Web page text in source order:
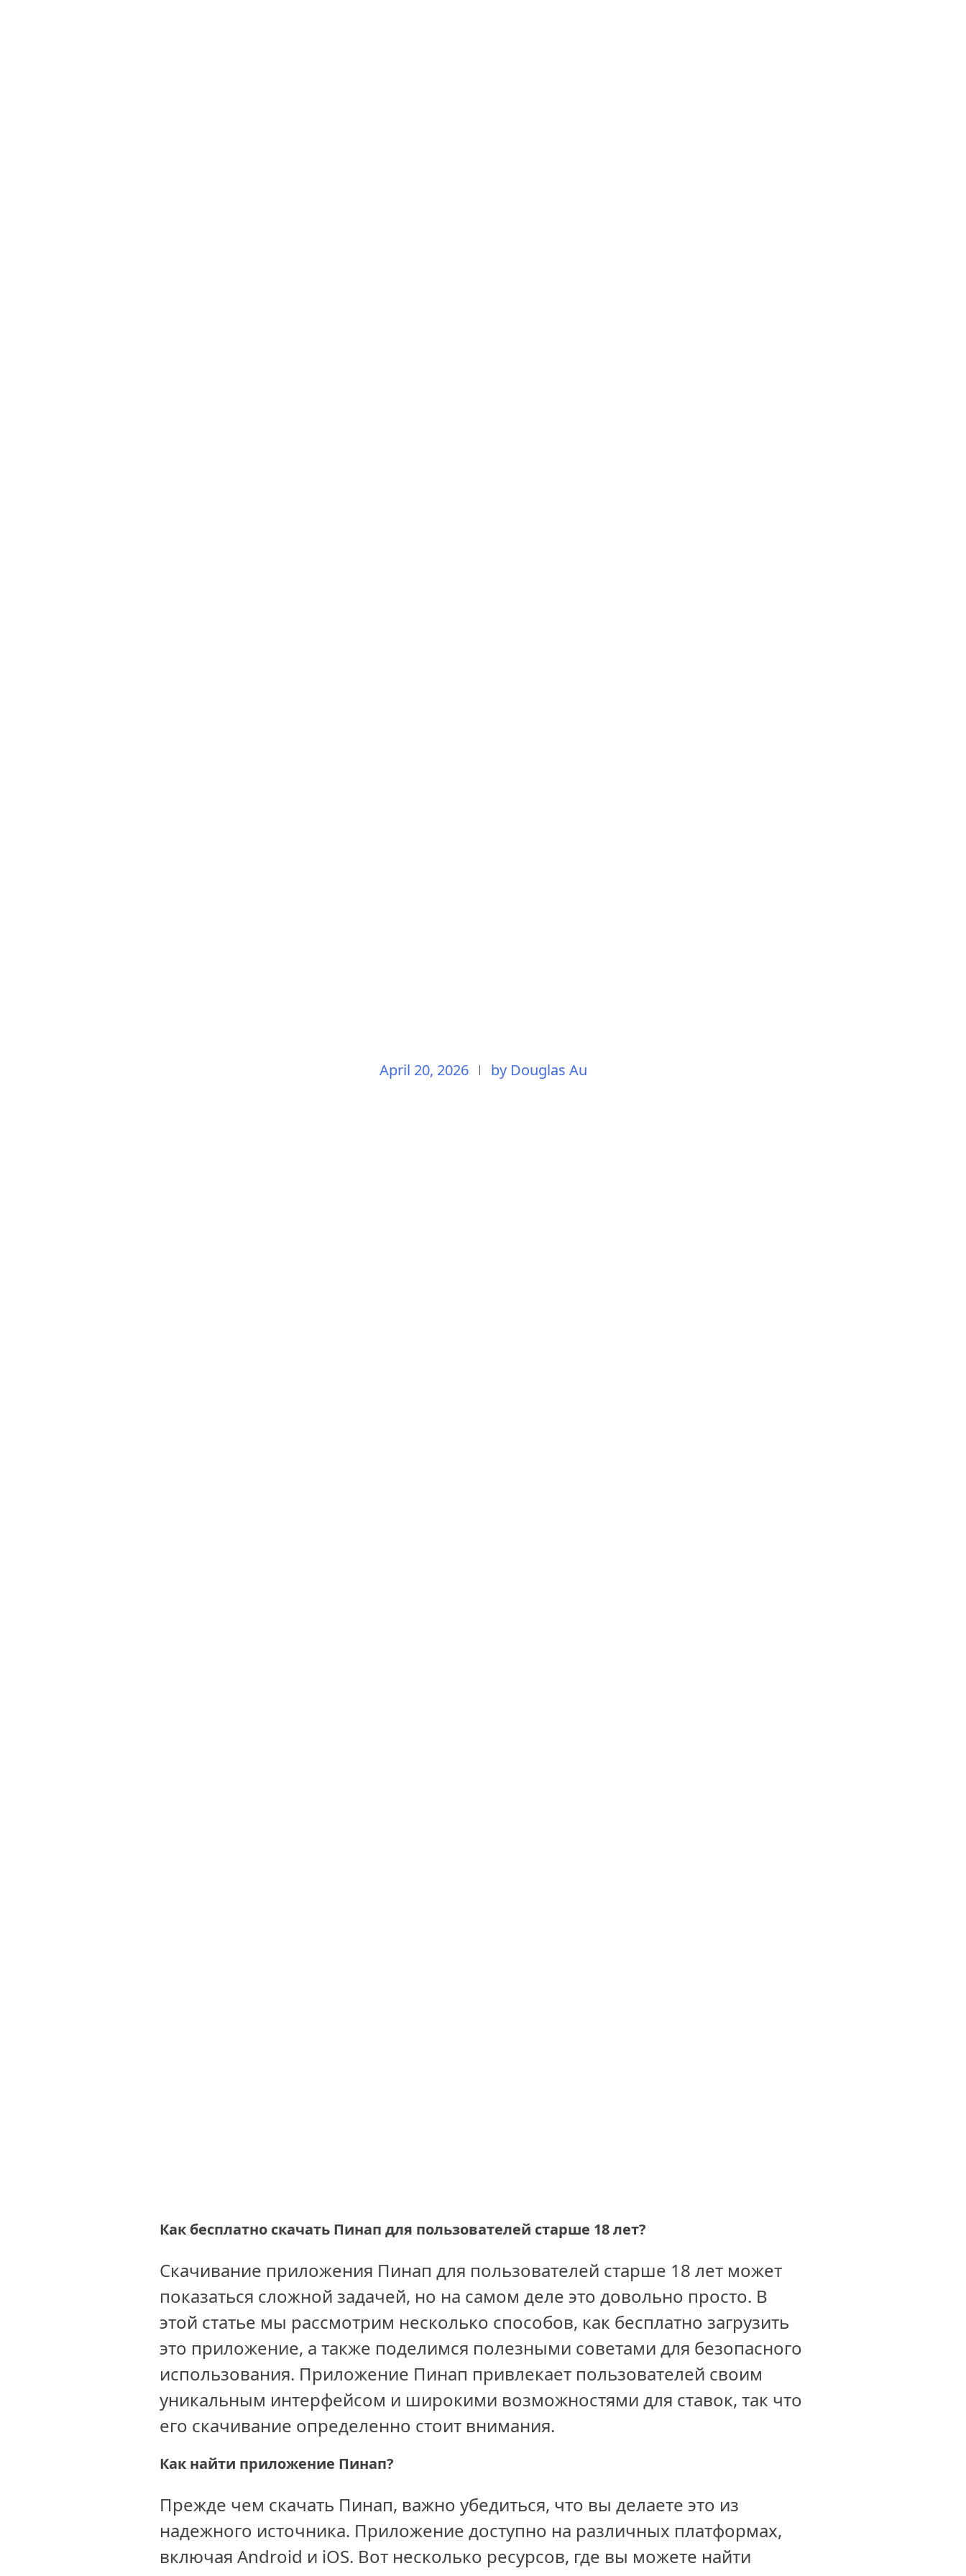
April 20, 2026 byDouglas Au
Как бесплатно скачать Пинап для пользователей старше 18 лет?
Скачивание приложения Пинап для пользователей старше 18 лет может
показаться сложной задачей, но на самом деле это довольно просто. В
этой статье мы рассмотрим несколько способов, как бесплатно загрузить
это приложение, а также поделимся полезными советами для безопасного
использования. Приложение Пинап привлекает пользователей своим
уникальным интерфейсом и широкими возможностями для ставок, так что
его скачивание определенно стоит внимания.
Как найти приложение Пинап?
Прежде чем скачать Пинап, важно убедиться, что вы делаете это из
надежного источника. Приложение доступно на различных платформах,
включая Android и iOS. Вот несколько ресурсов, где вы можете найти